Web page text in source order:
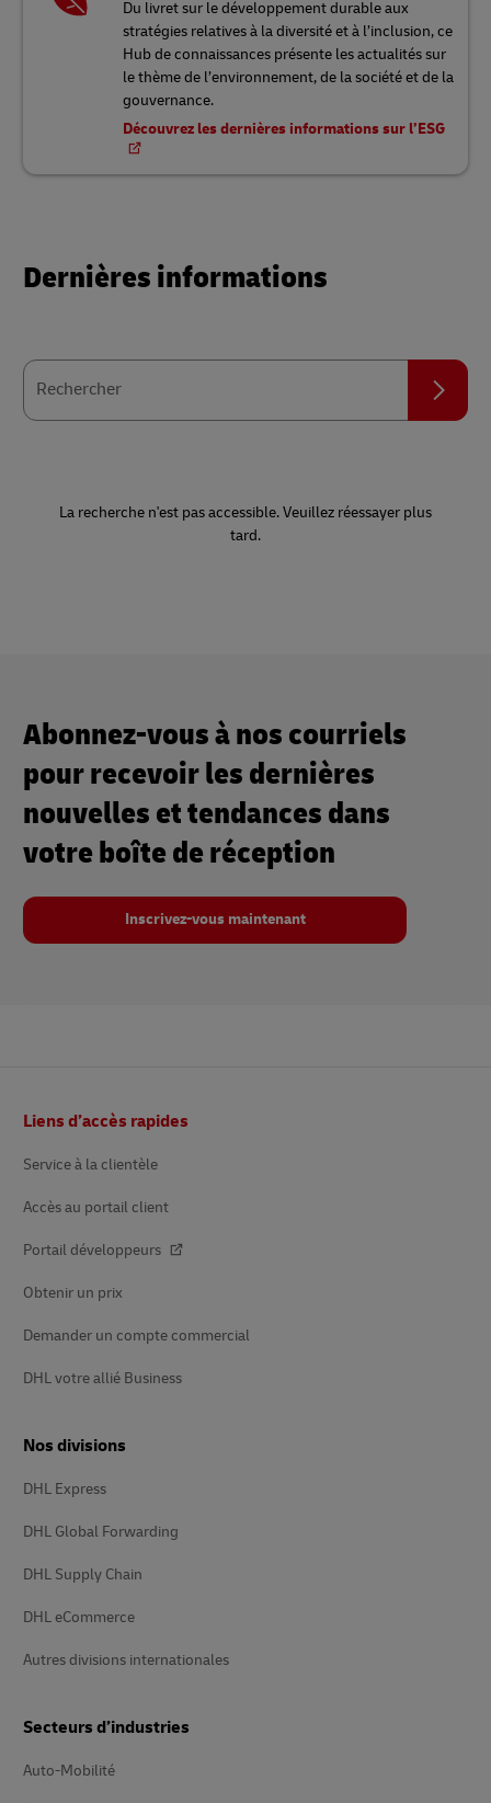
Du livret sur le développement durable aux
stratégies relatives à la diversité et à l’inclusion, ce
Hub de connaissances présente les actualités sur
le thème de l’environnement, de la société et de la
gouvernance.
Découvrez les dernières informations sur l’ESG
Dernières informations
Rechercher
Rechercher
La recherche n'est pas accessible. Veuillez réessayer plus
tard.
Abonnez-vous à nos courriels
pour recevoir les dernières
nouvelles et tendances dans
votre boîte de réception
Inscrivez-vous maintenant
de
Liens d’accès rapides
Service à la clientèle
Accès au portail client
Portail développeurs
Obtenir un prix
Demander un compte commercial
DHL votre allié Business
Nos divisions
DHL Express
DHL Global Forwarding
DHL Supply Chain
DHL eCommerce
Autres divisions internationales
Secteurs d’industries
Auto-Mobilité